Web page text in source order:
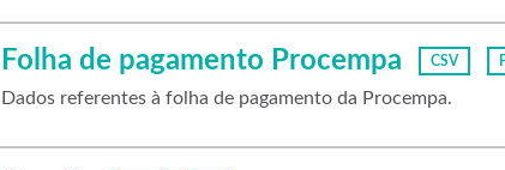
Folha de pagamento Procempa CSV
Dados referentes à folha de pagamento da Procempa.